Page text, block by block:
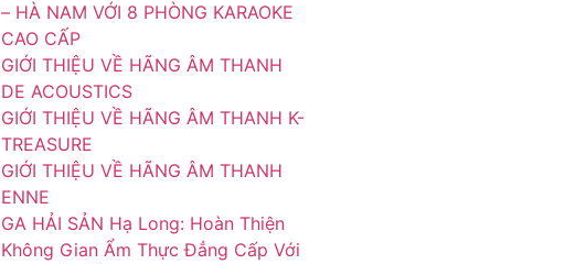
– HÀ NAM VỚI 8 PHÒNG KARAOKE
CAO CẤP
GIỚI THIỆU VỀ HÃNG ÂM THANH
DE ACOUSTICS
GIỚI THIỆU VỀ HÃNG ÂM THANH K-
TREASURE
GIỚI THIỆU VỀ HÃNG ÂM THANH
ENNE
GA HẢI SẢN Hạ Long: Hoàn Thiện
Không Gian Ẩm Thực Đẳng Cấp Với